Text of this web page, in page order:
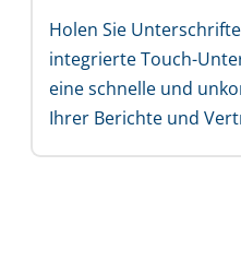
Holen Sie
integrierte Touch-
eine schnelle und
Ihrer Berichte und